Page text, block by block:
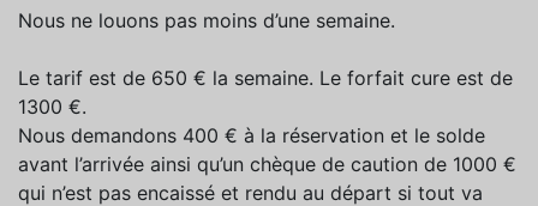
Nous ne louons pas moins d’une semaine.
Le tarif est de 650 € la semaine. Le forfait cure est de
1300 €.
Nous demandons 400 € à la réservation et le solde
avant l’arrivée ainsi qu’un chèque de caution de 1000 €
qui n’est pas encaissé et rendu au départ si tout va